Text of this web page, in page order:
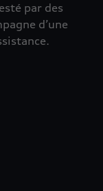
par des
d’une